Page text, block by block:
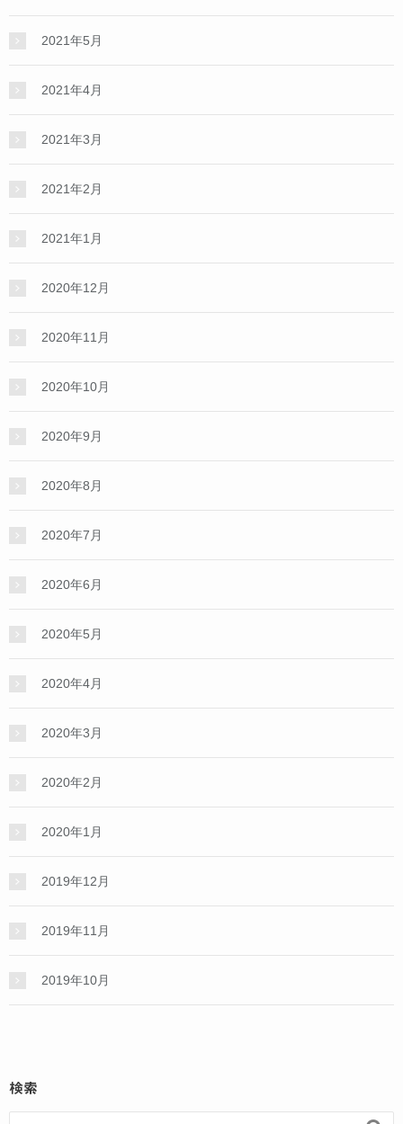
2021年5月
2021年4月
2021年3月
2021年2月
2021年1月
2020年12月
2020年11月
2020年10月
2020年9月
2020年8月
2020年7月
2020年6月
2020年5月
2020年4月
2020年3月
2020年2月
2020年1月
2019年12月
2019年11月
2019年10月
検索